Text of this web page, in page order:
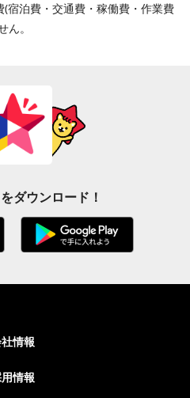
宿泊費・交通費・稼働費・作業費
。
ダウンロード！
情報
情報